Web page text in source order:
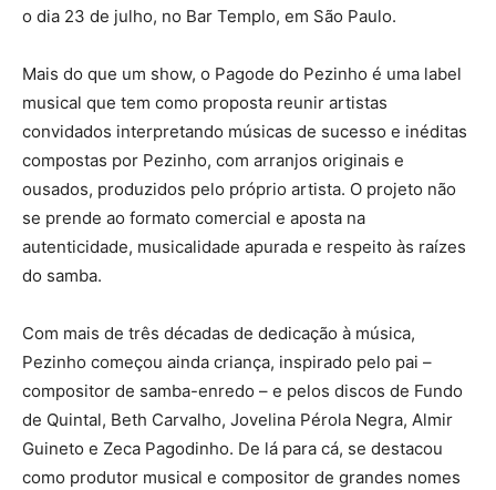
o dia 23 de julho, no Bar Templo, em São Paulo.
Mais do que um show, o Pagode do Pezinho é uma label
musical que tem como proposta reunir artistas
convidados interpretando músicas de sucesso e inéditas
compostas por Pezinho, com arranjos originais e
ousados, produzidos pelo próprio artista. O projeto não
se prende ao formato comercial e aposta na
autenticidade, musicalidade apurada e respeito às raízes
do samba.
Com mais de três décadas de dedicação à música,
Pezinho começou ainda criança, inspirado pelo pai –
compositor de samba-enredo – e pelos discos de Fundo
de Quintal, Beth Carvalho, Jovelina Pérola Negra, Almir
Guineto e Zeca Pagodinho. De lá para cá, se destacou
como produtor musical e compositor de grandes nomes